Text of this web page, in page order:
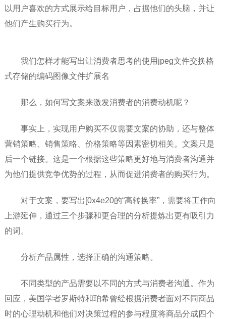
以用户喜欢的方式展示给目标用户，占据他们的头脑，并让
他们产生购买行为。
我们怎样才能写出让消费者思考的使用jpeg文件交换格
式存储的编码图像文件扩展名
那么，如何写文案来激发消费者的消费动机呢？
事实上，实现用户购买不仅需要文案的协助，还与整体
营销策略、销售策略、价格策略等因素密切相关。文案只是
后一个链接。这是一个根据这些策略更好地与消费者沟通并
为他们提供竞争优势的过程，从而促进消费者的购买行为。
对于文案，要写出[0x4e20的“高转换率”，需要将工作向
上游延伸，通过三个步骤和更合理的分析提炼出更有吸引力
的词。
分析产品属性，选择正确的沟通策略。
不同类型的产品需要以不同的方式与消费者沟通。作为
回应，美国学者罗斯特和珀希曾经根据消费者面对不同商品
时的心理动机和他们对决策过程的参与程度将商品分成四个